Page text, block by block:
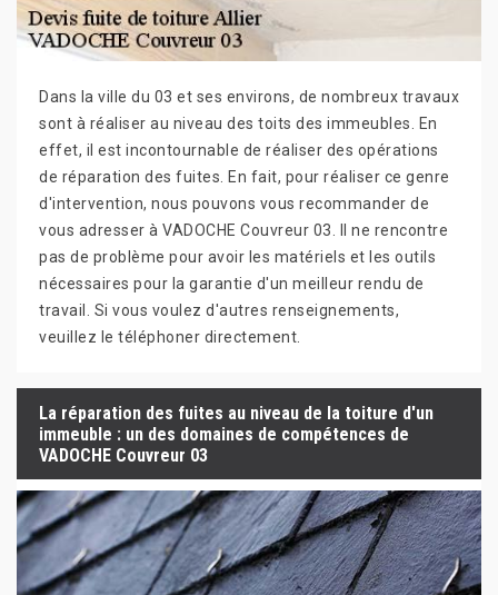
Dans la ville du 03 et ses environs, de nombreux travaux
sont à réaliser au niveau des toits des immeubles. En
effet, il est incontournable de réaliser des opérations
de réparation des fuites. En fait, pour réaliser ce genre
d'intervention, nous pouvons vous recommander de
vous adresser à VADOCHE Couvreur 03. Il ne rencontre
pas de problème pour avoir les matériels et les outils
nécessaires pour la garantie d'un meilleur rendu de
travail. Si vous voulez d'autres renseignements,
veuillez le téléphoner directement.
La réparation des fuites au niveau de la toiture d'un
immeuble : un des domaines de compétences de
VADOCHE Couvreur 03